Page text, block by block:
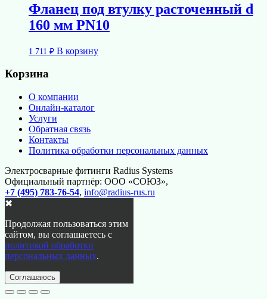
Фланец под втулку расточенный d
160 мм PN10
1 711 ₽ В корзину
Корзина
О компании
Онлайн-каталог
Услуги
Обратная связь
Контакты
Политика обработки персональных данных
Электросварные фитинги Radius Systems
Официальный партнёр: ООО «СОЮЗ»,
+7 (495) 783-76-54, info@radius-rus.ru
✖
Продолжая пользоваться этим
сайтом, вы соглашаетесь с
политикой обработки
персональных данных.
Соглашаюсь
Перейти